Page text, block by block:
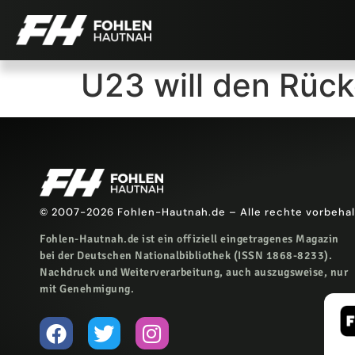
U23 will den
© 2007-2026 Fohlen-Hautnah.de – Alle rechte
Fohlen-Hautnah.de ist ein offiziell eingetragenes Magazin
bei der Deutschen Nationalbibliothek (ISSN 1868-8233).
Nachdruck und Weiterverarbeitung, auch auszugsweise, nur
mit Genehmigung.